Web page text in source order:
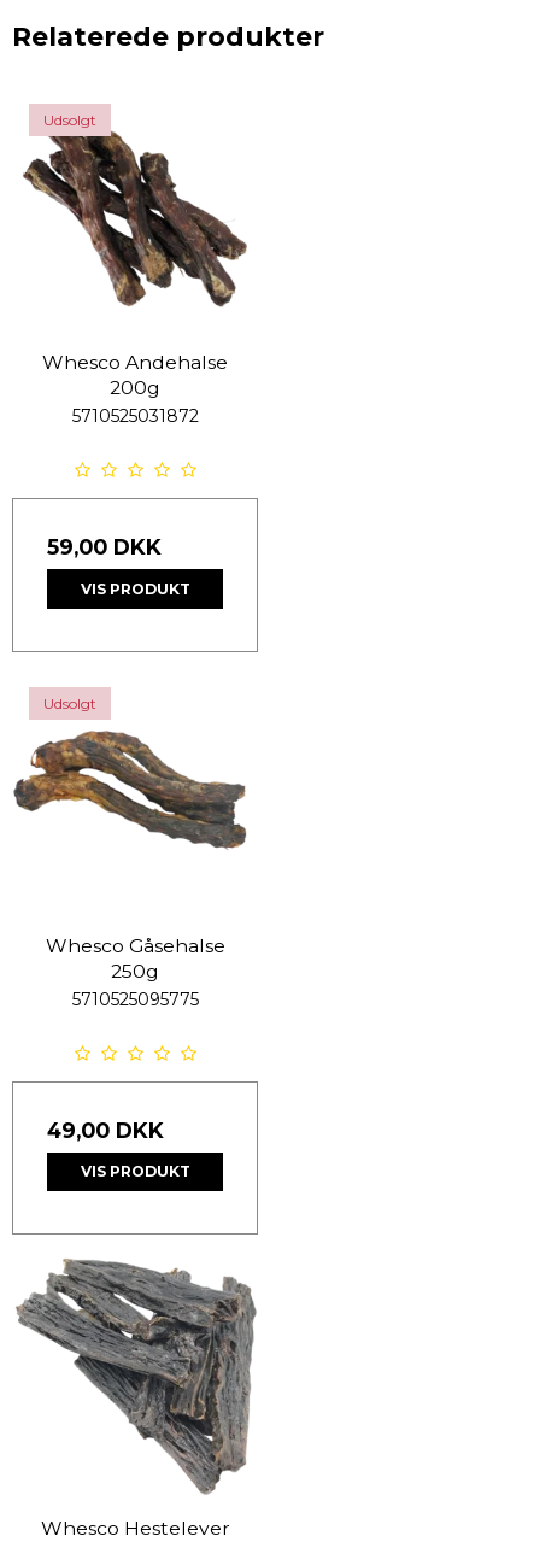
Relaterede produkter
Udsolgt
Whesco Andehalse
200g
5710525031872
59,00 DKK
VIS PRODUKT
Udsolgt
Whesco Gåsehalse
250g
5710525095775
49,00 DKK
VIS PRODUKT
Whesco Hestelever